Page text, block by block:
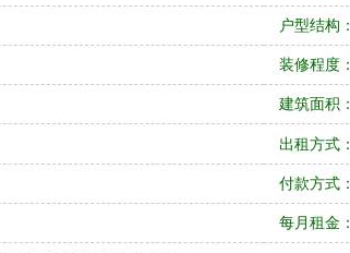
户型结构：
装修程度：
建筑面积：
出租方式：
付款方式：
每月租金：